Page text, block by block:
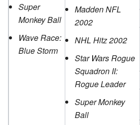
Super
Monkey Ball
Wave Race:
Blue Storm
Madden NFL
2002
NHL Hitz 2002
Star Wars Rogue
Squadron II:
Rogue Leader
Super Monkey
Ball